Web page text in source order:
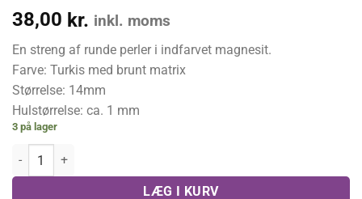
38,00 kr. inkl. moms
En streng af runde perler i indfarvet magnesit.
Farve: Turkis med brunt matrix
Størrelse: 14mm
Hulstørrelse: ca. 1 mm
3 på lager
Turkisfarvet magnesit 14mm antal
LÆG I KURV